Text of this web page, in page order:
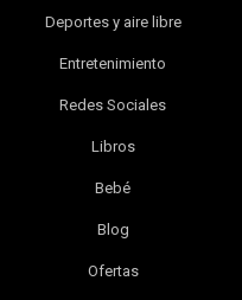
Deportes y aire libre
Entretenimiento
Redes Sociales
Libros
Bebé
Blog
Ofertas